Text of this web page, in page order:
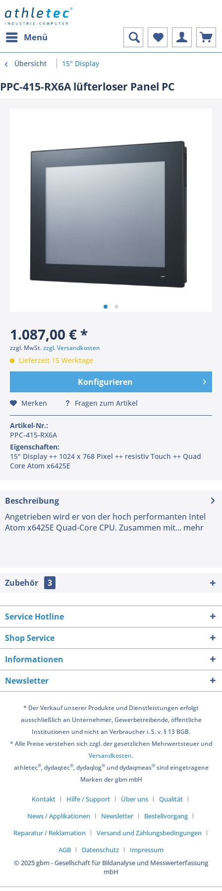
Menü
Übersicht 15" Display
PPC-415-RX6A lüfterloser Panel PC
1.087,00 € *
zzgl. MwSt.zzgl. Versandkosten
Lieferzeit 15 Werktage
Konfigurieren
Merken Fragen zum Artikel
Artikel-Nr.:
PPC-415-RX6A
Eigenschaften:
15" Display ++ 1024 x 768 Pixel ++ resistiv Touch ++ Quad
Core Atom x6425E
Beschreibung
Angetrieben wird er von der hoch performanten Intel
Atom x6425E Quad-Core CPU. Zusammen mit... mehr
Zubehör 3
Service Hotline
Shop Service
Informationen
Newsletter
* Der Verkauf unserer Produkte und Dienstleistungen erfolgt
ausschließlich an Unternehmer, Gewerbetreibende, öffentliche
Institutionen und nicht an Verbraucher i. S. v. § 13 BGB.
* Alle Preise verstehen sich zzgl. der gesetzlichen Mehrwertsteuer und
Versandkosten.
athletec®, dydaqtec®, dydaqlog®und dydaqmeas®sind eingetragene
Marken der gbm mbH
Kontakt Hilfe / Support Über uns
Qualität
News / Applikationen
Newsletter
Bestellvorgang
Reparatur / Reklamation
Versand und Zahlungsbedingungen
AGB
Datenschutz
Impressum
© 2025 gbm - Gesellschaft für Bildanalyse und Messwerterfassung
mbH